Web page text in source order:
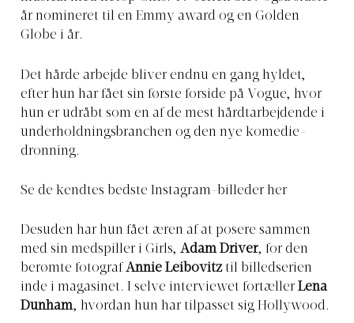
år nomineret til en Emmy award og en Golden
Globe i år.
Det hårde arbejde bliver endnu en gang hyldet,
efter hun har fået sin første forside på Vogue, hvor
hun er udråbt som en af de mest hårdtarbejdende i
underholdningsbranchen og den nye komedie-
dronning.
Se de kendtes bedste Instagram-billeder her
Desuden har hun fået æren af at posere sammen
med sin medspiller i Girls, Adam Driver, for den
berømte fotograf Annie Leibovitztil billedserien
inde i magasinet. I selve interviewet fortæller Lena
Dunham, hvordan hun har tilpasset sig Hollywood.